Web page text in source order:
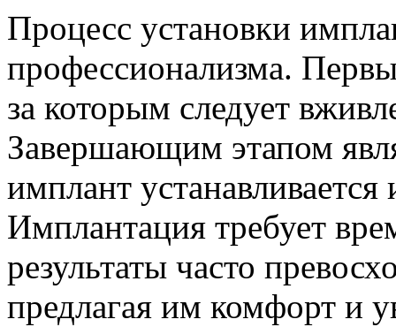
Процесс установки
профессионализма.
за которым следует
Завершающим этапом
имплант устанавливается
Имплантация требует
результаты часто
предлагая им комфорт и